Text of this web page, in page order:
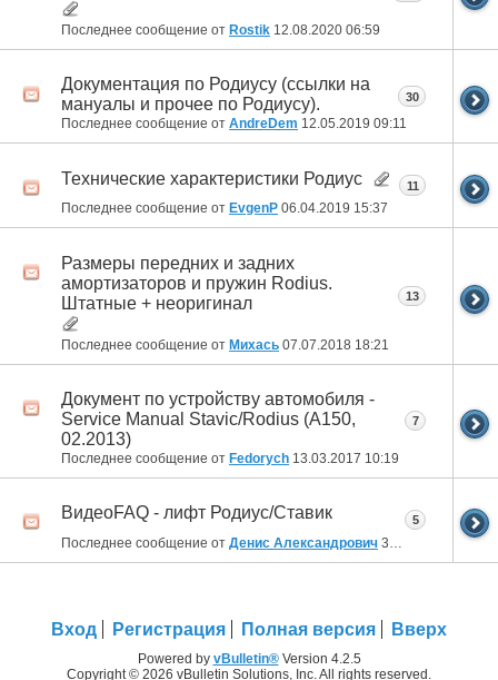
Последнее сообщение от Rostik 12.08.2020 06:59
Документация по Родиусу (ссылки на
мануалы и прочее по Родиусу).
Последнее сообщение от AndreDem 12.05.2019 09:11
30
Технические характеристики Родиус
Последнее сообщение от EvgenP 06.04.2019 15:37
11
Размеры передних и задних
амортизаторов и пружин Rodius.
Штатные + неоригинал
Последнее сообщение от Михась 07.07.2018 18:21
13
Документ по устройству автомобиля -
Service Manual Stavic/Rodius (A150,
02.2013)
Последнее сообщение от Fedorych 13.03.2017 10:19
7
ВидеоFAQ - лифт Родиус/Ставик
Последнее сообщение от Денис Александрович 30.01.2015 22:31
5
Вход Регистрация Полная версия Вверх
Powered by vBulletin®Version 4.2.5
Copyright © 2026 vBulletin Solutions, Inc. All rights reserved.